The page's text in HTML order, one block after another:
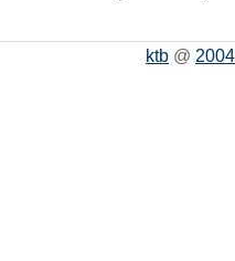
ktb @